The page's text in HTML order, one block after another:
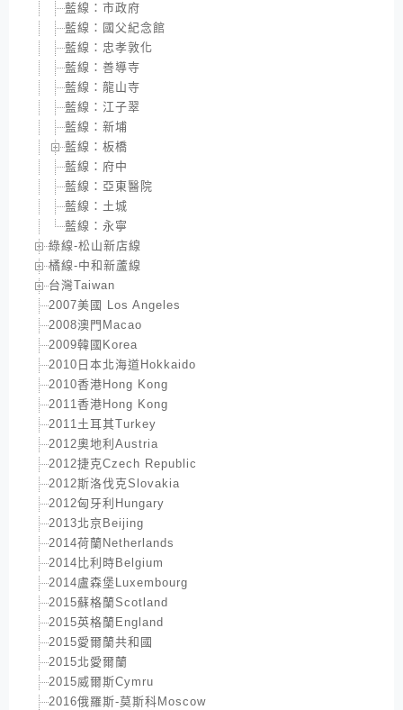
藍線：市政府
藍線：國父紀念館
藍線：忠孝敦化
藍線：善導寺
藍線：龍山寺
藍線：江子翠
藍線：新埔
藍線：板橋
藍線：府中
藍線：亞東醫院
藍線：土城
藍線：永寧
綠線-松山新店線
橘線-中和新蘆線
台灣Taiwan
2007美國 Los Angeles
2008澳門Macao
2009韓國Korea
2010日本北海道Hokkaido
2010香港Hong Kong
2011香港Hong Kong
2011土耳其Turkey
2012奧地利Austria
2012捷克Czech Republic
2012斯洛伐克Slovakia
2012匈牙利Hungary
2013北京Beijing
2014荷蘭Netherlands
2014比利時Belgium
2014盧森堡Luxembourg
2015蘇格蘭Scotland
2015英格蘭England
2015愛爾蘭共和國
2015北愛爾蘭
2015威爾斯Cymru
2016俄羅斯-莫斯科Moscow